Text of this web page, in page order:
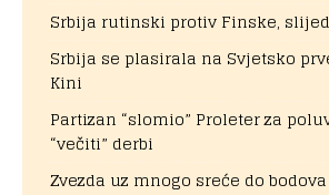
Srbija rutinski protiv Finske,
Srbija se plasirala na Svjetsko
Kini
Partizan “slomio” Proleter za
“večiti” derbi
Zvezda uz mnogo sreće do